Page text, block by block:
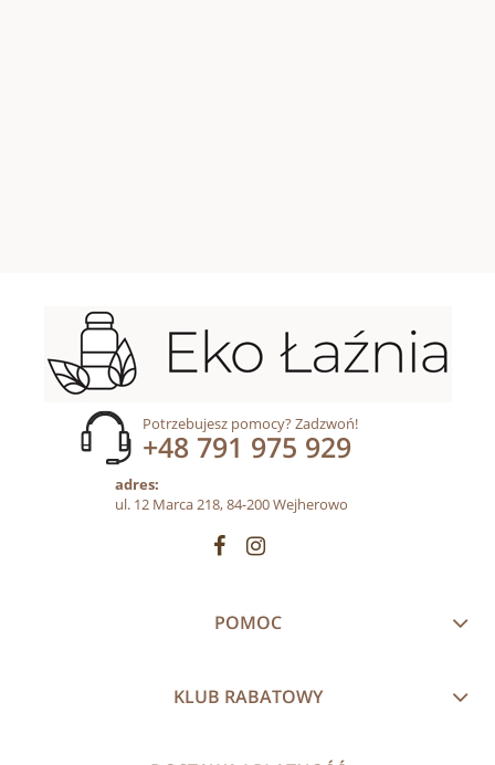
Potrzebujesz pomocy? Zadzwoń!
+48 791 975 929
adres:
ul. 12 Marca 218, 84-200 Wejherowo
POMOC
KLUB RABATOWY